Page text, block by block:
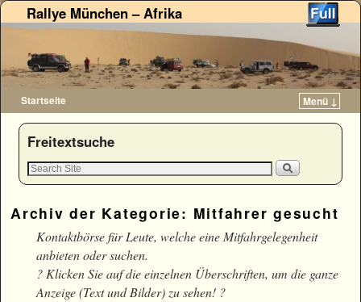
Rallye München – Afrika
Startseite Menü ↓
Zum Inhalt wechseln
Zum sekundären Inhalt wechseln
Freitextsuche
Archiv der Kategorie: Mitfahrer gesucht
Kontaktbörse für Leute, welche eine Mitfahrgelegenheit
anbieten oder suchen.
? Klicken Sie auf die einzelnen Überschriften, um die ganze
Anzeige (Text und Bilder) zu sehen! ?